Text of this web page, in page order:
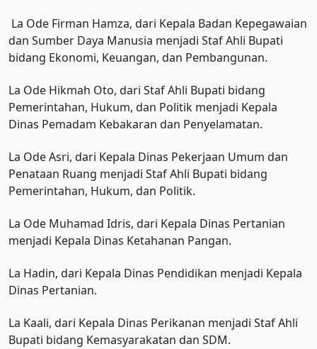
La Ode Firman Hamza, dari Kepala Badan Kepegawaian
dan Sumber Daya Manusia menjadi Staf Ahli Bupati
bidang Ekonomi, Keuangan, dan Pembangunan.
La Ode Hikmah Oto, dari Staf Ahli Bupati bidang
Pemerintahan, Hukum, dan Politik menjadi Kepala
Dinas Pemadam Kebakaran dan Penyelamatan.
La Ode Asri, dari Kepala Dinas Pekerjaan Umum dan
Penataan Ruang menjadi Staf Ahli Bupati bidang
Pemerintahan, Hukum, dan Politik.
La Ode Muhamad Idris, dari Kepala Dinas Pertanian
menjadi Kepala Dinas Ketahanan Pangan.
La Hadin, dari Kepala Dinas Pendidikan menjadi Kepala
Dinas Pertanian.
La Kaali, dari Kepala Dinas Perikanan menjadi Staf Ahli
Bupati bidang Kemasyarakatan dan SDM.